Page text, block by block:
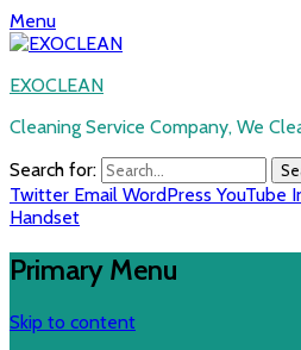
Menu
EXOCLEAN
Cleaning Service Company, We
Search for:
Twitter Email WordPress YouTube
Handset
Primary Menu
Skip to content